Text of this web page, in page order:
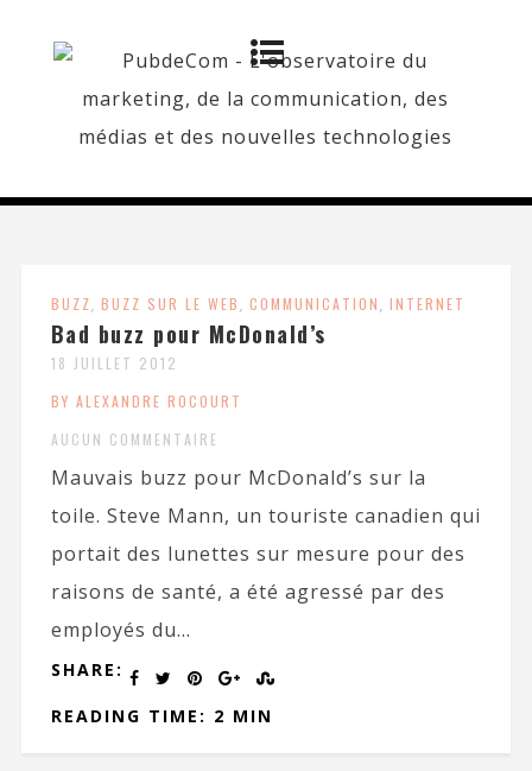
BUZZ, BUZZ SUR LE WEB, COMMUNICATION, INTERNET
Bad buzz pour McDonald’s
18 JUILLET 2012
BY ALEXANDRE ROCOURT
AUCUN COMMENTAIRE
Mauvais buzz pour McDonald’s sur la
toile. Steve Mann, un touriste canadien qui
portait des lunettes sur mesure pour des
raisons de santé, a été agressé par des
employés du...
SHARE:
READING TIME: 2 MIN